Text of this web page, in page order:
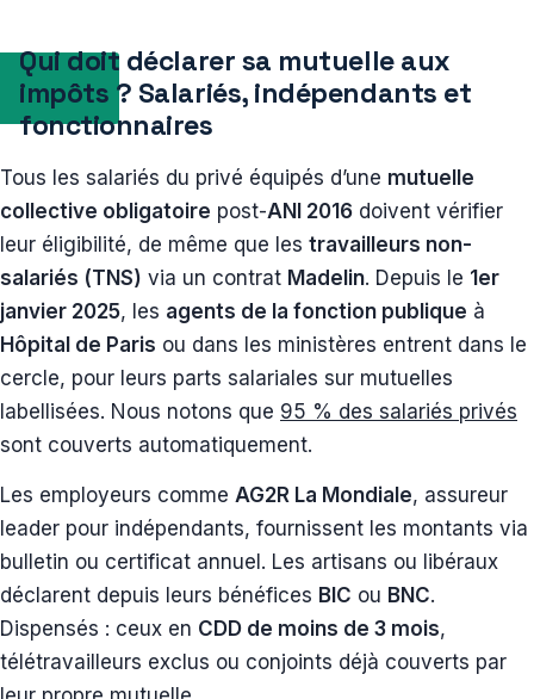
Qui doit déclarer sa mutuelle aux
impôts ? Salariés, indépendants et
fonctionnaires
Tous les salariés du privé équipés d’une mutuelle
collective obligatoire post-ANI 2016 doivent vérifier
leur éligibilité, de même que les travailleurs non-
salariés (TNS) via un contrat Madelin. Depuis le 1er
janvier 2025, les agents de la fonction publique à
Hôpital de Paris ou dans les ministères entrent dans le
cercle, pour leurs parts salariales sur mutuelles
labellisées. Nous notons que 95 % des salariés privés
sont couverts automatiquement.
Les employeurs comme AG2R La Mondiale, assureur
leader pour indépendants, fournissent les montants via
bulletin ou certificat annuel. Les artisans ou libéraux
déclarent depuis leurs bénéfices BIC ou BNC.
Dispensés : ceux en CDD de moins de 3 mois,
télétravailleurs exclus ou conjoints déjà couverts par